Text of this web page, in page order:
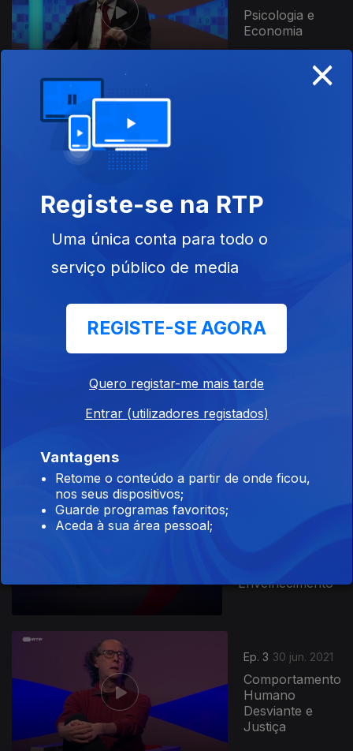
Psicologia e
Economia
Ep. 6
mundo
profissional
Psicologia e
Envelhecimento
Ep. 3 30 jun. 2021
Comportamento
Humano
Desviante e
Justiça
554725
×
Registe-se na RTP
Uma única conta para todo o
serviço público de media
REGISTE-SE AGORA
Quero registar-me mais tarde
Entrar (utilizadores registados)
Vantagens
Retome o conteúdo a partir de onde ficou,
nos seus dispositivos;
Guarde programas favoritos;
Aceda à sua área pessoal;